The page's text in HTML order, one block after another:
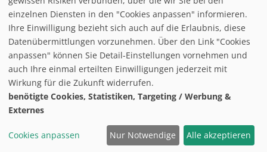
follow us on facebook
Home
Datenschutzerklärung
Impressum
Cookie Management
einzelnen Diensten in den "Cookies anpassen" informieren.
Ihre Einwilligung bezieht sich auch auf die Erlaubnis, diese
Datenübermittlungen vorzunehmen. Über den Link "Cookies
anpassen" können Sie Detail-Einstellungen vornehmen und
auch Ihre einmal erteilten Einwilligungen jederzeit mit
Wirkung für die Zukunft widerrufen.
benötigte Cookies, Statistiken, Targeting / Werbung &
Externes
Cookies anpassen Nur Notwendige Alle akzeptieren